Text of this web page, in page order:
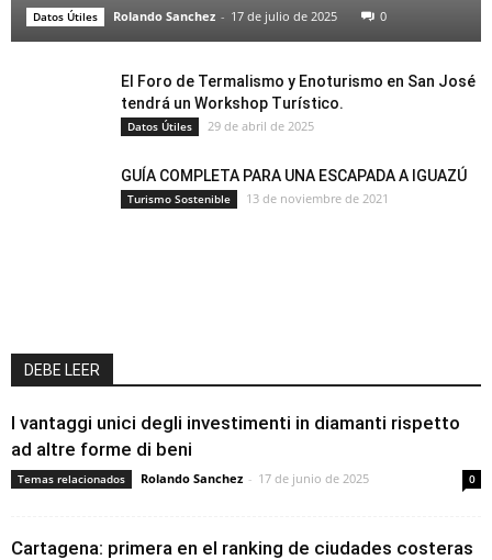
Datos Útiles Rolando Sanchez - 17 de julio de 2025 0
El Foro de Termalismo y Enoturismo en San José
tendrá un Workshop Turístico.
Datos Útiles 29 de abril de 2025
GUÍA COMPLETA PARA UNA ESCAPADA A IGUAZÚ
Turismo Sostenible 13 de noviembre de 2021
DEBE LEER
I vantaggi unici degli investimenti in diamanti rispetto
ad altre forme di beni
Temas relacionados Rolando Sanchez - 17 de junio de 2025 0
Cartagena: primera en el ranking de ciudades costeras